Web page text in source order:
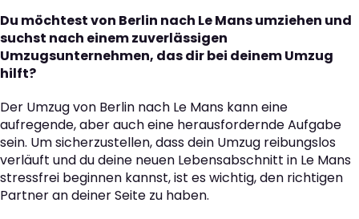
Du möchtest von Berlin nach Le Mans umziehen und
suchst nach einem zuverlässigen
Umzugsunternehmen, das dir bei deinem Umzug
hilft?
Der Umzug von Berlin nach Le Mans kann eine
aufregende, aber auch eine herausfordernde Aufgabe
sein. Um sicherzustellen, dass dein Umzug reibungslos
verläuft und du deine neuen Lebensabschnitt in Le Mans
stressfrei beginnen kannst, ist es wichtig, den richtigen
Partner an deiner Seite zu haben.